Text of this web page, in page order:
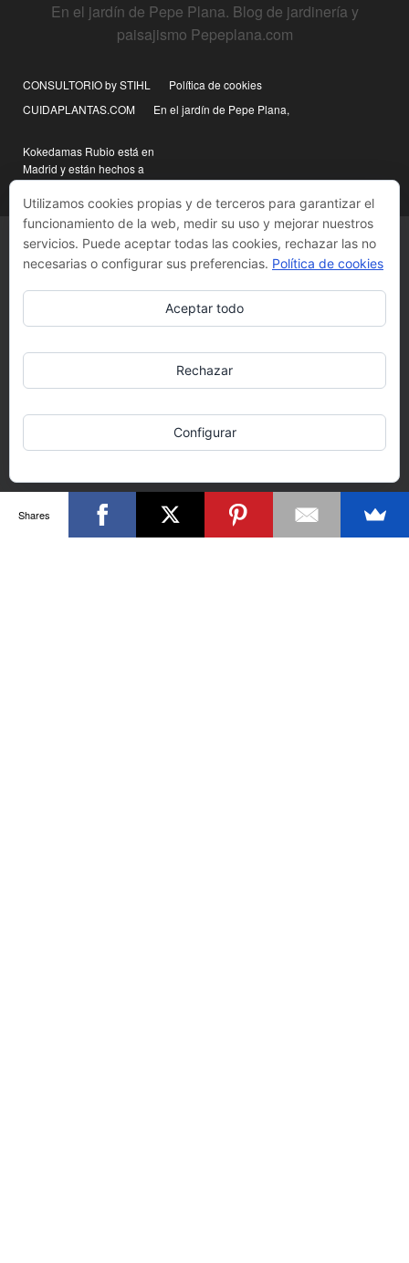
En el jardín de Pepe Plana. Blog de jardinería y
paisajismo Pepeplana.com
CONSULTORIO by STIHL
Política de cookies
CUIDAPLANTAS.COM
En el jardín de Pepe Plana,
Kokedamas Rubio está en
Madrid y están hechos a
mano
Utilizamos cookies propias y de terceros para garantizar el
funcionamiento de la web, medir su uso y mejorar nuestros
servicios. Puede aceptar todas las cookies, rechazar las no
necesarias o configurar sus preferencias. Política de cookies
Aceptar todo
Rechazar
Configurar
Shares